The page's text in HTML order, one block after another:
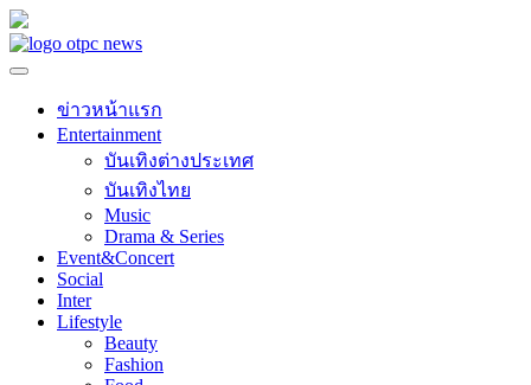
Skip
to
ข่าวหน้าแรก
Entertainment
บันเทิงต่างประเทศ
บันเทิงไทย
Music
Drama & Series
Event&Concert
Social
Inter
Lifestyle
Beauty
Fashion